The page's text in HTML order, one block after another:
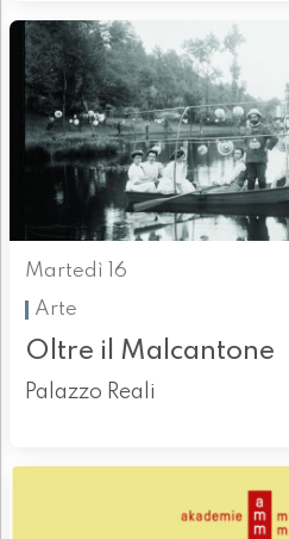
Martedì 16
Arte
Oltre il Malcantone
Palazzo Reali